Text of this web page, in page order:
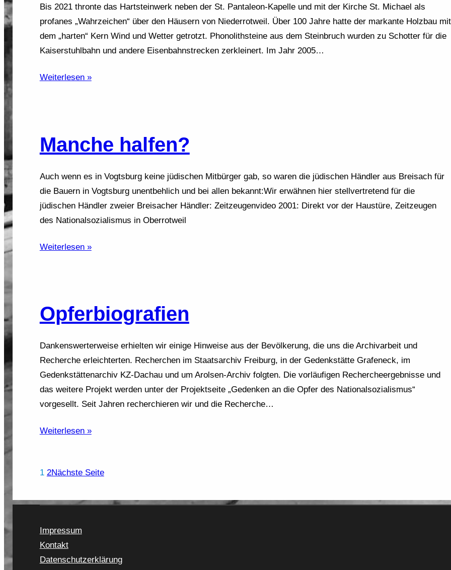
Bis 2021 thronte das Hartsteinwerk neben der St. Pantaleon-Kapelle und mit der Kirche St. Michael als
profanes „Wahrzeichen“ über den Häusern von Niederrotweil. Über 100 Jahre hatte der markante Holzbau mit
dem „harten“ Kern Wind und Wetter getrotzt. Phonolithsteine aus dem Steinbruch wurden zu Schotter für die
Kaiserstuhlbahn und andere Eisenbahnstrecken zerkleinert. Im Jahr 2005…
Weiterlesen »
Manche halfen?
Auch wenn es in Vogtsburg keine jüdischen Mitbürger gab, so waren die jüdischen Händler aus Breisach für
die Bauern in Vogtsburg unentbehlich und bei allen bekannt:Wir erwähnen hier stellvertretend für die
jüdischen Händler zweier Breisacher Händler: Zeitzeugenvideo 2001: Direkt vor der Haustüre, Zeitzeugen
des Nationalsozialismus in Oberrotweil
Weiterlesen »
Opferbiografien
Dankenswerterweise erhielten wir einige Hinweise aus der Bevölkerung, die uns die Archivarbeit und
Recherche erleichterten. Recherchen im Staatsarchiv Freiburg, in der Gedenkstätte Grafeneck, im
Gedenkstättenarchiv KZ-Dachau und um Arolsen-Archiv folgten. Die vorläufigen Rechercheergebnisse und
das weitere Projekt werden unter der Projektseite „Gedenken an die Opfer des Nationalsozialismus“
vorgesellt. Seit Jahren recherchieren wir und die Recherche…
Weiterlesen »
1 2Nächste Seite
Impressum
Kontakt
Datenschutzerklärung